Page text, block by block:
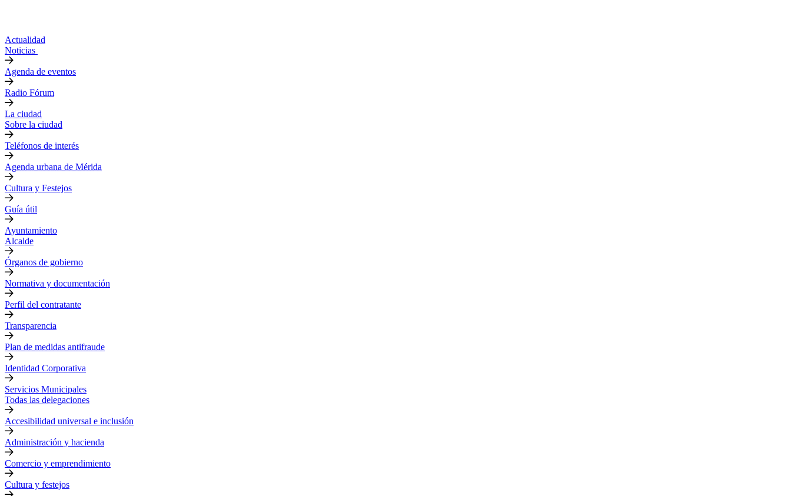
Actualidad
Noticias
Agenda de eventos
Radio Fórum
La ciudad
Sobre la ciudad
Teléfonos de interés
Agenda urbana de Mérida
Cultura y Festejos
Guía útil
Ayuntamiento
Alcalde
Órganos de gobierno
Normativa y documentación
Perfil del contratante
Transparencia
Plan de medidas antifraude
Identidad Corporativa
Servicios Municipales
Todas las delegaciones
Accesibilidad universal e inclusión
Administración y hacienda
Comercio y emprendimiento
Cultura y festejos